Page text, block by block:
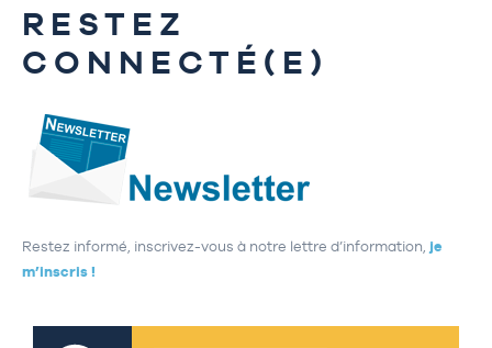
RESTEZ
CONNECTÉ(E)
Restez informé, inscrivez-vous à notre lettre d’information, je
m’inscris !